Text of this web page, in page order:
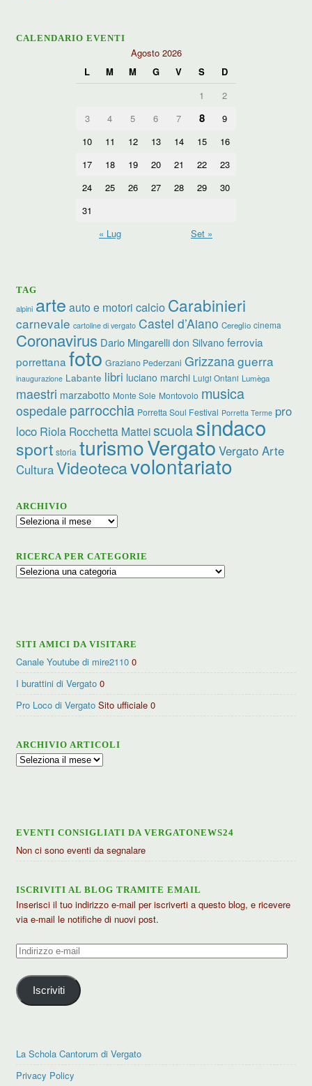
CALENDARIO EVENTI
Agosto 2026
L
M M G V S
D
1
2
3
4 5 6 7 8
9
10
11 12 13 14 15
16
17
18 19 20 21 22
23
24
25 26 27 28 29
30
31
« Lug
Set »
TAG
alpini arte auto e motori calcio Carabinieri
carnevale cartoline di vergato Castel d’Aiano Cereglio cinema
Coronavirus Dario Mingarelli don Silvano ferrovia
porrettanafoto Graziano Pederzani Grizzanaguerra
inaugurazione Labante libri luciano marchi Luigi Ontani Lumèga
maestri marzabotto Monte Sole Montovolo musica
ospedale parrocchia Porretta Soul Festival Porretta Terme pro
loco Riola Rocchetta Matteiscuolasindaco
sport storia turismoVergato Vergato Arte
CulturaVideotecavolontariato
ARCHIVIO
Archivio
RICERCA PER CATEGORIE
Ricerca
SITI AMICI DA VISITARE
Canale Youtube di mire2110 0
I burattini di Vergato 0
Pro Loco di Vergato Sito ufficiale 0
ARCHIVIO ARTICOLI
Archivio
EVENTI CONSIGLIATI DA VERGATONEWS24
Non ci sono eventi da segnalare
ISCRIVITI AL BLOG TRAMITE EMAIL
Inserisci il tuo indirizzo e-mail per iscriverti a questo blog, e ricevere
via e-mail le notifiche di nuovi post.
Indirizzo
mail
Iscriviti
La Schola Cantorum di Vergato
Privacy Policy